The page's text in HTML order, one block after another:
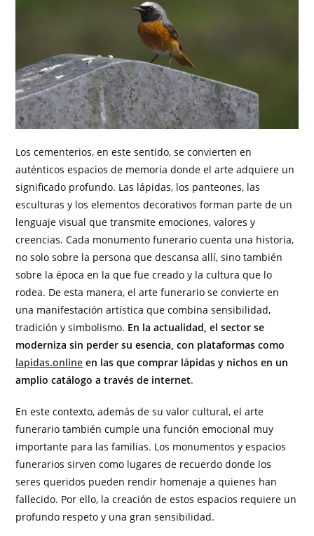
Los cementerios, en este sentido, se convierten en
auténticos espacios de memoria donde el arte adquiere un
significado profundo. Las lápidas, los panteones, las
esculturas y los elementos decorativos forman parte de un
lenguaje visual que transmite emociones, valores y
creencias. Cada monumento funerario cuenta una historia,
no solo sobre la persona que descansa allí, sino también
sobre la época en la que fue creado y la cultura que lo
rodea. De esta manera, el arte funerario se convierte en
una manifestación artística que combina sensibilidad,
tradición y simbolismo. En la actualidad, el sector se
moderniza sin perder su esencia, con plataformas como
lapidas.online en las que comprar lápidas y nichos en un
amplio catálogo a través de internet.
En este contexto, además de su valor cultural, el arte
funerario también cumple una función emocional muy
importante para las familias. Los monumentos y espacios
funerarios sirven como lugares de recuerdo donde los
seres queridos pueden rendir homenaje a quienes han
fallecido. Por ello, la creación de estos espacios requiere un
profundo respeto y una gran sensibilidad.